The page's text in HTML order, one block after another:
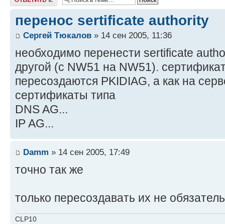
перенос sertificate authority
Сергей Тюкалов » 14 сен 2005, 11:36
необходимо перенести sertificate
другой (с NW51 на NW51).
пересоздаются PKIDIAG, а как на
сертификаты типа
DNS AG...
IP AG...
Damm » 14 сен 2005, 17:49
точно так же
только пересоздавать их не
CLP10